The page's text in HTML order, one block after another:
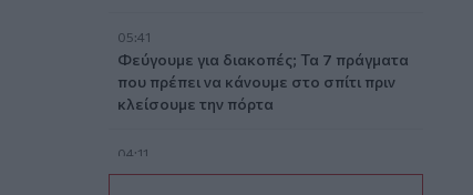
05:41
Φεύγουμε για διακοπές; Τα 7 πράγματα
που πρέπει να κάνουμε στο σπίτι πριν
κλείσουμε την πόρτα
04:11
Μαγειρεμένο ρύζι: Πόσο διατηρείται